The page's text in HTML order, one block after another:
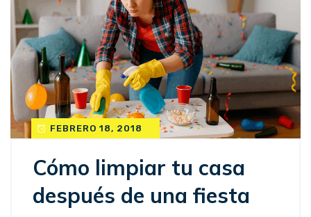
FEBRERO 18, 2018
Cómo limpiar tu casa
después de una fiesta